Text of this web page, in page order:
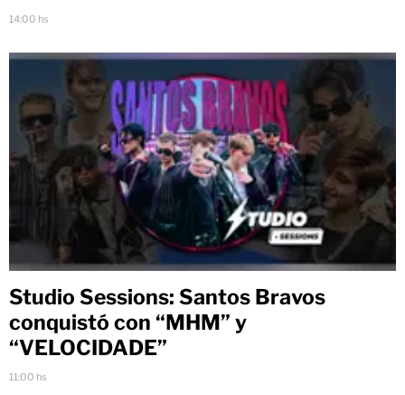
14:00 hs
Studio Sessions: Santos Bravos
conquistó con “MHM” y
“VELOCIDADE”
11:00 hs